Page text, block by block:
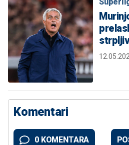
Komentari
0 KOMENTARA